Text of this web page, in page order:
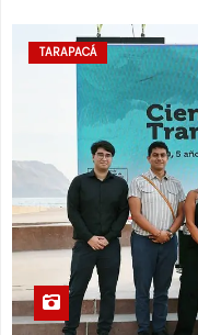
TARAPACÁ